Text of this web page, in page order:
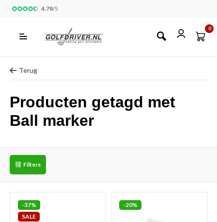
4.78/5
0
Terug
Producten getagd met
Ball marker
Filters
-37%
SALE
-20%